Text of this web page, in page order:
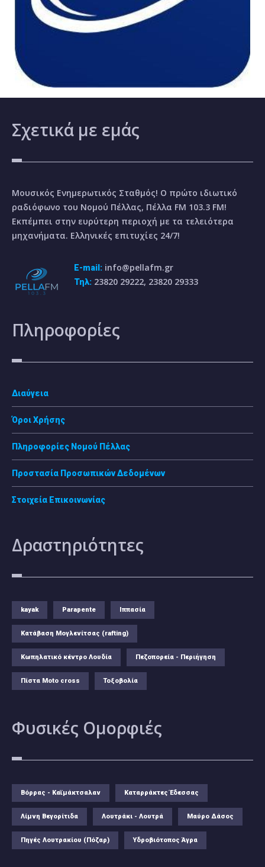
Σχετικά με εμάς
Μουσικός Ενημερωτικός Σταθμός! Ο πρώτο ιδιωτικό
ραδιόφωνο του Νομού Πέλλας, Πέλλα FM 103.3 FM!
Εκπέμπει στην ευρύτερη περιοχή με τα τελειότερα
μηχανήματα. Ελληνικές επιτυχίες 24/7!
E-mail: info@pellafm.gr
Τηλ: 23820 29222, 23820 29333
Πληροφορίες
Διαύγεια
Όροι Χρήσης
Πληροφορίες Νομού Πέλλας
Προστασία Προσωπικών Δεδομένων
Στοιχεία Επικοινωνίας
Δραστηριότητες
kayak Parapente Ιππασία
Κατάβαση Μογλενίτσας (rafting)
Κωπηλατικό κέντρο Λουδία Πεζοπορεία - Περιήγηση
Πίστα Moto cross Τοξοβολία
Φυσικές Ομορφιές
Βόρρας - Καϊμάκτσαλαν Καταρράκτες Έδεσσας
Λίμνη Βεγορίτιδα Λουτράκι - Λουτρά Μαύρο Δάσος
Πηγές Λουτρακίου (Πόζαρ) Υδροβιότοπος Άγρα